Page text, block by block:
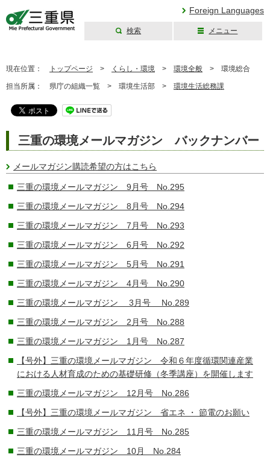
Foreign Languages
検索 メニュー
現在位置： トップページ > くらし・環境 > 環境全般 > 環境総合
担当所属： 県庁の組織一覧 > 環境生活部 > 環境生活総務課
三重の環境メールマガジン バックナンバー
メールマガジン購読希望の方はこちら
三重の環境メールマガジン 9月号 No.295
三重の環境メールマガジン 8月号 No.294
三重の環境メールマガジン 7月号 No.293
三重の環境メールマガジン 6月号 No.292
三重の環境メールマガジン 5月号 No.291
三重の環境メールマガジン 4月号 No.290
三重の環境メールマガジン 3月号 No.289
三重の環境メールマガジン 2月号 No.288
三重の環境メールマガジン 1月号 No.287
【号外】三重の環境メールマガジン 令和６年度循環関連産業
における人材育成のための基礎研修（冬季講座）を開催します
三重の環境メールマガジン 12月号 No.286
【号外】三重の環境メールマガジン 省エネ ・ 節電のお願い
三重の環境メールマガジン 11月号 No.285
三重の環境メールマガジン 10月 No.284